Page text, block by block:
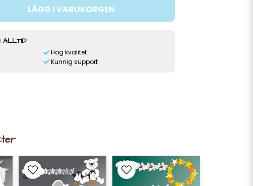
LÄGG I VARUKORGEN
ALLTID
Hög kvalitet
Kunnig support